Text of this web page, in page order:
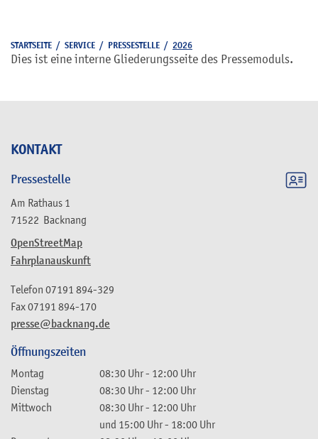
KONTAKT
Pressestelle
Am Rathaus 1
71522 Backnang
OpenStreetMap
Fahrplanauskunft
presse@backnang.de
Telefon 07191 894-329
Fax07191 894-170
Öffnungszeiten
Montag 08:30 Uhr- 12:00 Uhr
Dienstag
08:30 Uhr- 12:00 Uhr
Mittwoch
08:30 Uhr- 12:00 Uhr
und 15:00 Uhr- 18:00 Uhr
STARTSEITE / SERVICE / PRESSESTELLE / 2026
Dies ist eine interne Gliederungsseite des Pressemoduls.